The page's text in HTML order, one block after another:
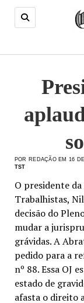
POR REDAÇÃO EM 16
TST
O presidente
Trabalhistas,
decisão do
mudar a
grávidas. A
pedido para a
nº 88. Essa OJ
estado de
afasta o direito